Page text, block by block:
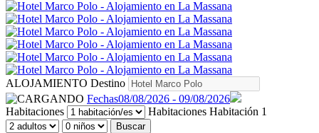
ALOJAMIENTO Destino
Fechas08/08/2026 - 09/08/2026
Habitaciones
Habitaciones Habitación 1
Buscar